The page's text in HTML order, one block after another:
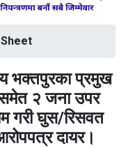
भक्तपुरका प्रमुख
२ जना उपर
गरी घुस/रिसवत
दायर।